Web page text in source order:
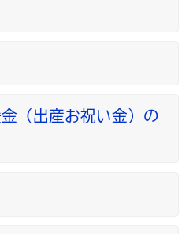
（出産お祝い金）の